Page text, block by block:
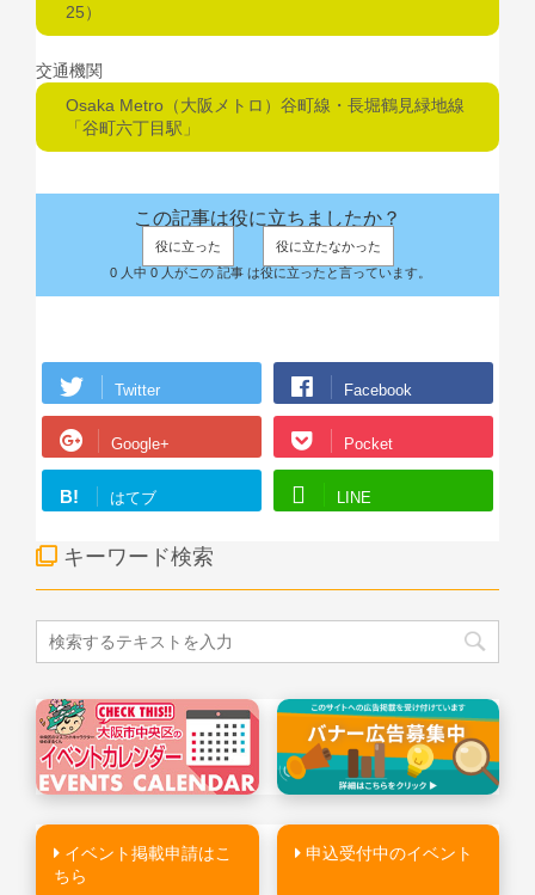
25）
交通機関
Osaka Metro（大阪メトロ）谷町線・長堀鶴見緑地線
「谷町六丁目駅」
この記事は役に立ちましたか？
役に立った
役に立たなかった
0 人中 0 人がこの 記事 は役に立ったと言っています。
Twitter Facebook
Google+ Pocket
B! はてブ LINE
キーワード検索
イベント掲載申請はこ
ちら
申込受付中のイベント